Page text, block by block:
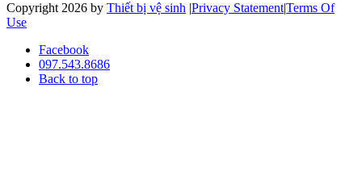
Copyright 2026 by Thiết bị vệ sinh |Privacy Statement|Terms Of
Use
Facebook
097.543.8686
Back to top